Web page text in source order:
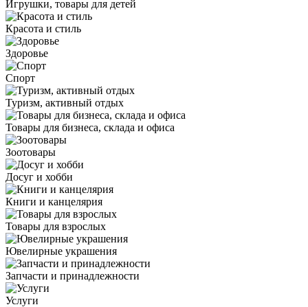
Игрушки, товары для детей
Красота и стиль
Здоровье
Спорт
Туризм, активный отдых
Товары для бизнеса, склада и офиса
Зоотовары
Досуг и хобби
Книги и канцелярия
Товары для взрослых
Ювелирные украшения
Запчасти и принадлежности
Услуги